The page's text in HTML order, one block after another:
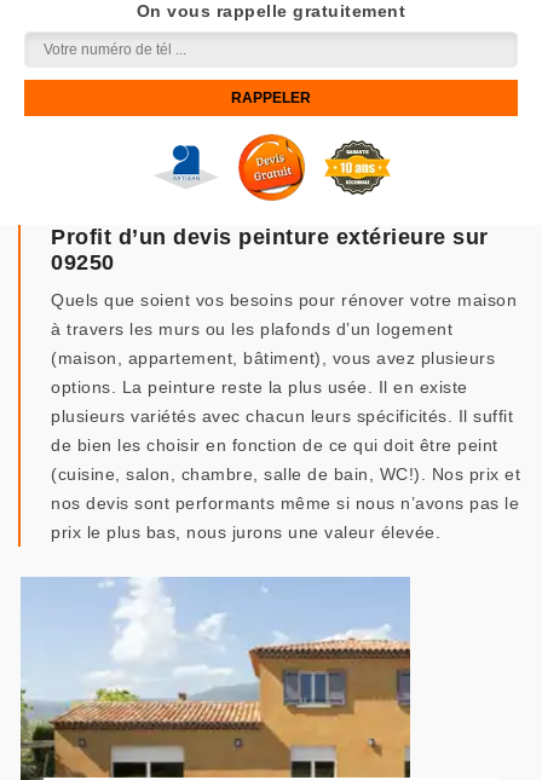
On vous rappelle gratuitement
Profit d’un devis peinture extérieure sur
09250
Quels que soient vos besoins pour rénover votre maison
à travers les murs ou les plafonds d’un logement
(maison, appartement, bâtiment), vous avez plusieurs
options. La peinture reste la plus usée. Il en existe
plusieurs variétés avec chacun leurs spécificités. Il suffit
de bien les choisir en fonction de ce qui doit être peint
(cuisine, salon, chambre, salle de bain, WC!). Nos prix et
nos devis sont performants même si nous n’avons pas le
prix le plus bas, nous jurons une valeur élevée.